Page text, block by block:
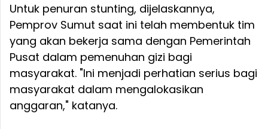
Untuk penuran stunting, dijelaskannya,
Pemprov Sumut saat ini telah membentuk tim
yang akan bekerja sama dengan Pemerintah
Pusat dalam pemenuhan gizi bagi
masyarakat. "Ini menjadi perhatian serius bagi
masyarakat dalam mengalokasikan
anggaran," katanya.